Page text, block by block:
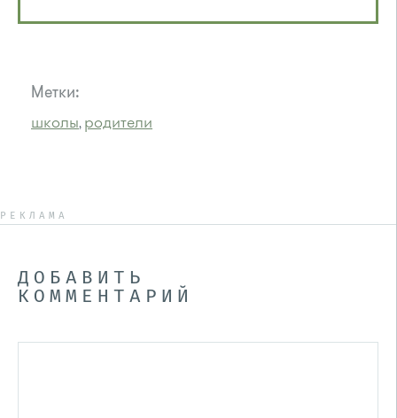
Метки:
школы, родители
РЕКЛАМА
ДОБАВИТЬ
КОММЕНТАРИЙ